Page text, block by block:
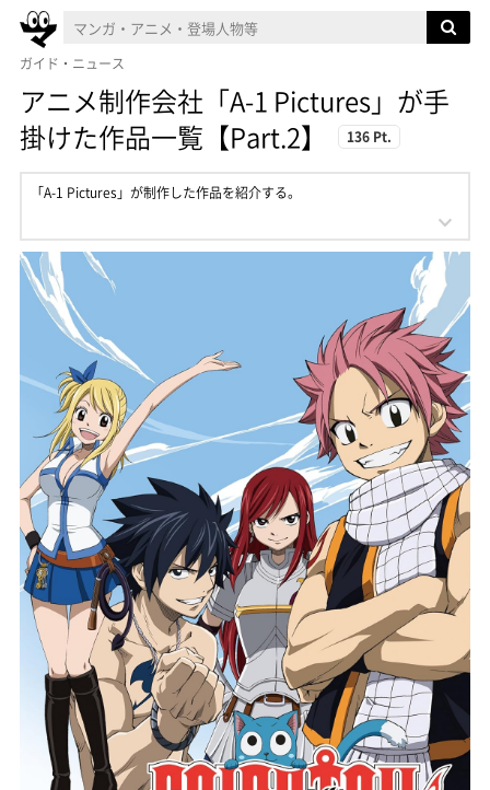
ガイド・ニュース
アニメ制作会社「A-1 Pictures」が手
掛けた作品一覧【Part.2】
136 Pt.
「A-1 Pictures」が制作した作品を紹介する。